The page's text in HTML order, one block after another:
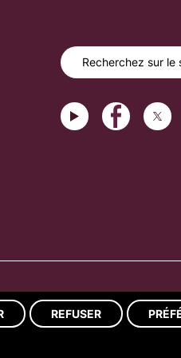
REFUSER
Réalisation du